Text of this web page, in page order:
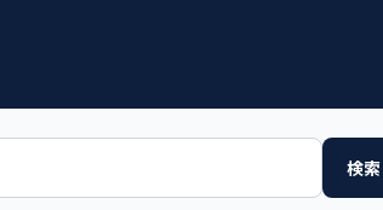
検索